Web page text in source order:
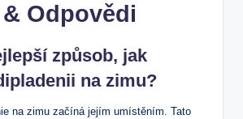
Odpovědi
způsob, jak
na zimu?
na zimu začíná jejím ‌umístěním. Tato